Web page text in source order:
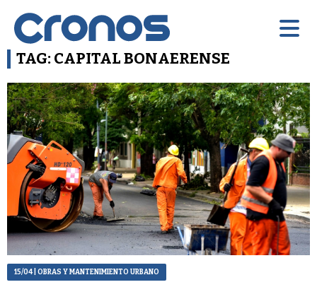
TAG: CAPITAL BONAERENSE
15/04| OBRAS Y MANTENIMIENTO URBANO